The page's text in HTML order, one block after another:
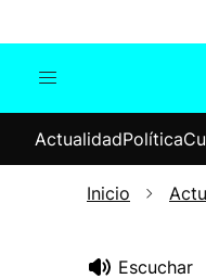
Internacional
ActualidadPolítica
Inicio
Escuchar